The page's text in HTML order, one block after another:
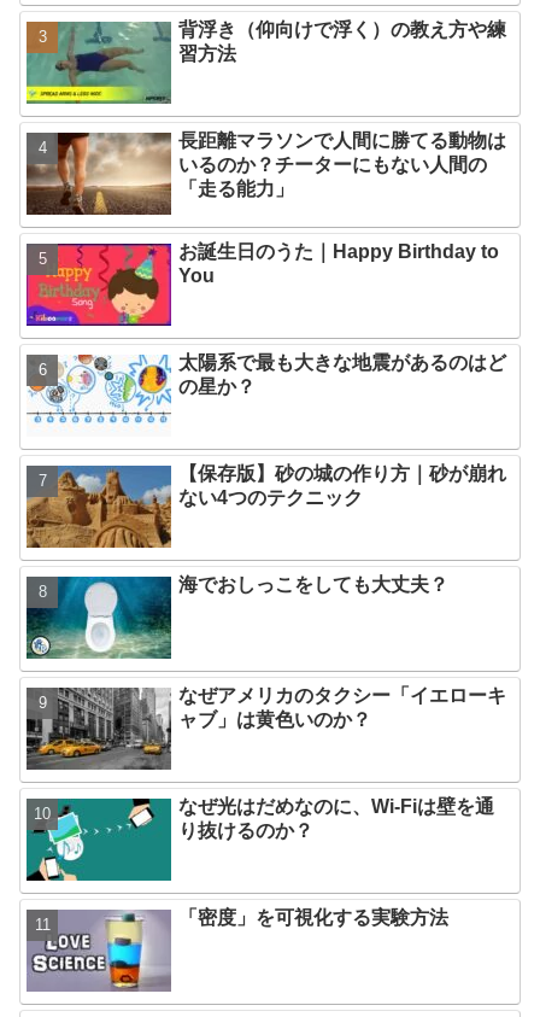
背浮き（仰向けで浮く）の教え方や練
習方法
長距離マラソンで人間に勝てる動物は
いるのか？チーターにもない人間の
「走る能力」
お誕生日のうた｜Happy Birthday to
You
太陽系で最も大きな地震があるのはど
の星か？
【保存版】砂の城の作り方｜砂が崩れ
ない4つのテクニック
海でおしっこをしても大丈夫？
なぜアメリカのタクシー「イエローキ
ャブ」は黄色いのか？
なぜ光はだめなのに、Wi-Fiは壁を通
り抜けるのか？
「密度」を可視化する実験方法